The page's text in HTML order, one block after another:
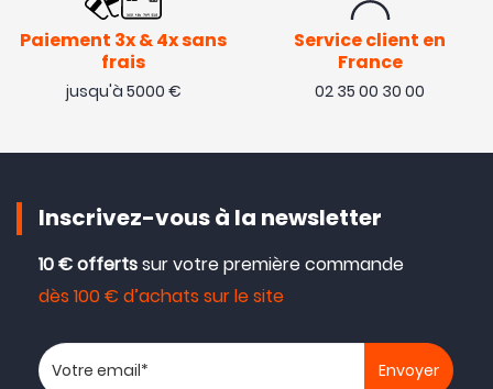
Paiement 3x & 4x sans
frais
jusqu'à 5000 €
Service client en
France
02 35 00 30 00
Inscrivez-vous à la newsletter
10 € offertssur votre première commande
dès 100 € d’achats sur le site
Votre adresse email